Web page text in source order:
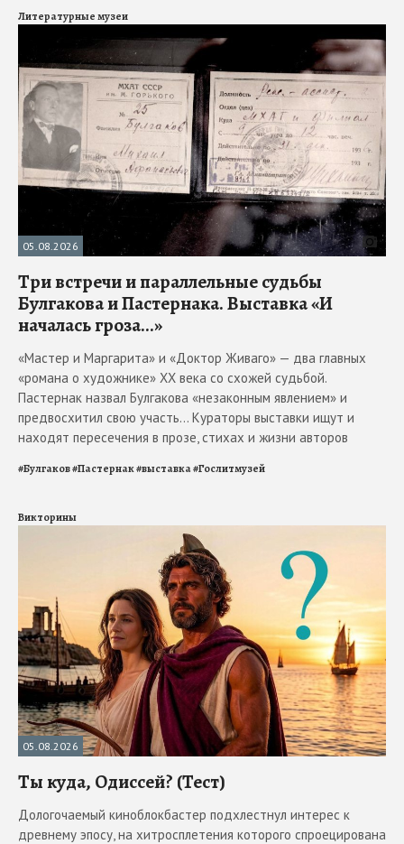
Литературные музеи
05.08.2026
Три встречи и параллельные судьбы
Булгакова и Пастернака. Выставка «И
началась гроза...»
«Мастер и Маргарита» и «Доктор Живаго» — два главных
«романа о художнике» ХХ века со схожей судьбой.
Пастернак назвал Булгакова «незаконным явлением» и
предвосхитил свою участь... Кураторы выставки ищут и
находят пересечения в прозе, стихах и жизни авторов
#Булгаков#Пастернак#выставка#Гослитмузей
Викторины
05.08.2026
Ты куда, Одиссей? (Тест)
Дологочаемый киноблокбастер подхлестнул интерес к
древнему эпосу, на хитросплетения которого спроецирована